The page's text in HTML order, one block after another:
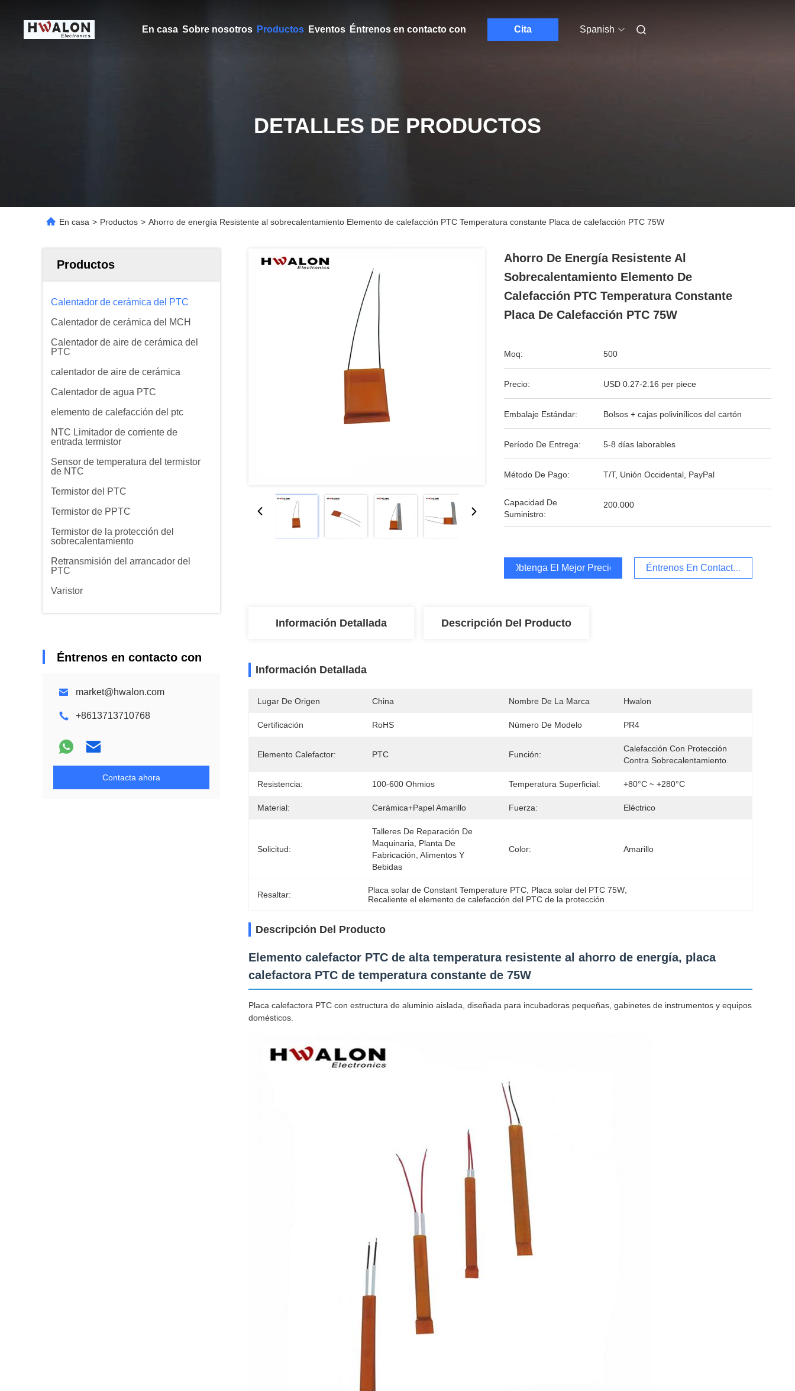
En casa Sobre nosotros Productos Eventos Éntrenos en contacto con Cita Spanish
DETALLES DE PRODUCTOS
En casa > Productos > Ahorro de energía Resistente al sobrecalentamiento Elemento de calefacción PTC Temperatura constante Placa de calefacción PTC 75W
Productos
Calentador de cerámica del PTC
Calentador de cerámica del MCH
Calentador de aire de cerámica del
PTC
calentador de aire de cerámica
Calentador de agua PTC
elemento de calefacción del ptc
NTC Limitador de corriente de
entrada termistor
Sensor de temperatura del termistor
de NTC
Termistor del PTC
Termistor de PPTC
Termistor de la protección del
sobrecalentamiento
Retransmisión del arrancador del
PTC
Varistor
Éntrenos en contacto con
market@hwalon.com
+8613713710768
Contacta ahora
Ahorro De Energía Resistente Al
Sobrecalentamiento Elemento De
Calefacción PTC Temperatura Constante
Placa De Calefacción PTC 75W
Moq: 500
Precio: USD 0.27-2.16 per piece
Embalaje Estándar: Bolsos + cajas polivinílicos del cartón
Período De Entrega: 5-8 días laborables
Método De Pago: T/T, Unión Occidental, PayPal
Capacidad De
Suministro:
200.000
Obtenga El Mejor Precio Éntrenos En Contacto Con
Información Detallada Descripción Del Producto
Información Detallada
Lugar De Origen China Nombre De La Marca Hwalon
Certificación RoHS Número De Modelo PR4
Elemento Calefactor: PTC Función:
Calefacción Con Protección
Contra Sobrecalentamiento.
Resistencia: 100-600 Ohmios Temperatura Superficial: +80°C ~ +280°C
Material: Cerámica+papel Amarillo Fuerza: Eléctrico
Solicitud:
Talleres De Reparación De
Maquinaria, Planta De
Fabricación, Alimentos Y
Bebidas
Color: Amarillo
Resaltar: Placa solar de Constant Temperature PTC Placa solar del PTC 75W
Recaliente el elemento de calefacción del PTC de la protección
Descripción Del Producto
Elemento calefactor PTC de alta temperatura resistente al ahorro de energía, placa
calefactora PTC de temperatura constante de 75W
Placa calefactora PTC con estructura de aluminio aislada, diseñada para incubadoras pequeñas, gabinetes de instrumentos y equipos
domésticos.